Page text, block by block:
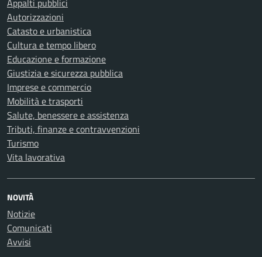
Appalti pubblici
Autorizzazioni
Catasto e urbanistica
Cultura e tempo libero
Educazione e formazione
Giustizia e sicurezza pubblica
Imprese e commercio
Mobilità e trasporti
Salute, benessere e assistenza
Tributi, finanze e contravvenzioni
Turismo
Vita lavorativa
NOVITÀ
Notizie
Comunicati
Avvisi